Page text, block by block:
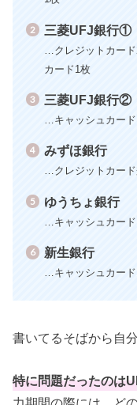
三菱UFJ銀行①
…クレジットカー
カード1枚
三菱UFJ銀行②
…キャッシュカー
みずほ銀行
…クレジットカー
ゆうちょ銀行
…キャッシュカー
新生銀行
…キャッシュカー
書いてるそばから自
特に問題だったのは